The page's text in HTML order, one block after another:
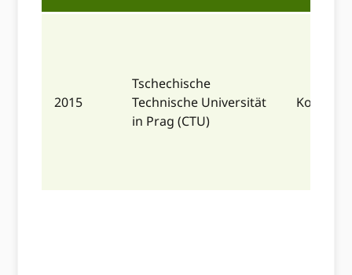
2015
Tschechische
Technische Universität
in Prag (CTU)
Komplett